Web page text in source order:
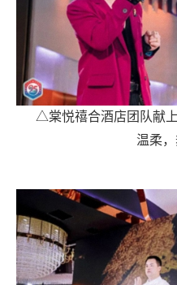
△棠悦禧合酒店团队献
温柔